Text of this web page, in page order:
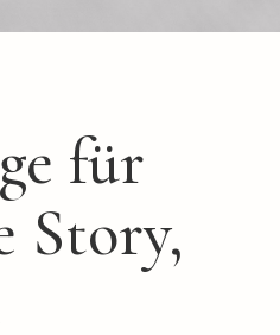
für
Story,